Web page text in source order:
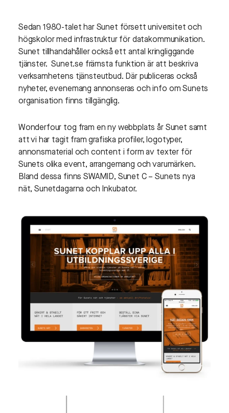
Sedan 1980-talet har Sunet försett universitet och
högskolor med infrastruktur för datakommunikation.
Sunet tillhandahåller också ett antal kringliggande
tjänster. Sunet.se främsta funktion är att beskriva
verksamhetens tjänsteutbud. Där publiceras också
nyheter, evenemang annonseras och info om Sunets
organisation finns tillgänglig.
Wonderfour tog fram en ny webbplats år Sunet samt
att vi har tagit fram grafiska profiler, logotyper,
annonsmaterial och content i form av texter för
Sunets olika event, arrangemang och varumärken.
Bland dessa finns SWAMID, Sunet C – Sunets nya
nät, Sunetdagarna och Inkubator.